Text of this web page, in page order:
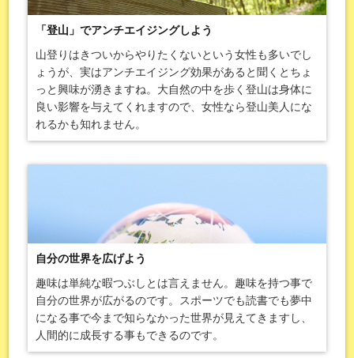
「登山」でアンチエイジングしよう
山登りはきついからやりたくないという女性も多いでし
ょうが、実はアンチエイジング効果があると聞くとちょ
っと興味が湧きますね。大自然の中を歩く登山は身体に
良い影響を与えてくれますので、女性なら登山美人にな
れるかも知れません。
自分の世界を広げよう
趣味は単純な暇つぶしとは言えません。趣味を持つ事で
自分の世界が広がるのです。スポーツでも読書でも夢中
になる事で今まで知らなかった世界が見えてきますし、
人間的に成長する事もできるのです。